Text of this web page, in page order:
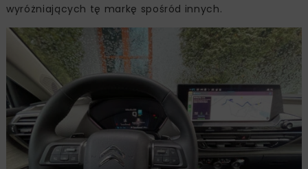
wyróżniających tę markę spośród innych.